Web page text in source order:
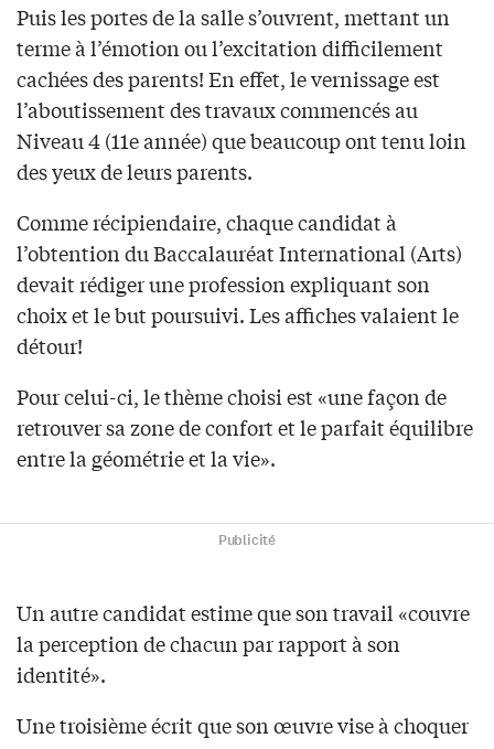
Puis les portes de la salle s’ouvrent, mettant un
terme à l’émotion ou l’excitation difficilement
cachées des parents! En effet, le vernissage est
l’aboutissement des travaux commencés au
Niveau 4 (11e année) que beaucoup ont tenu loin
des yeux de leurs parents.
Comme récipiendaire, chaque candidat à
l’obtention du Baccalauréat International (Arts)
devait rédiger une profession expliquant son
choix et le but poursuivi. Les affiches valaient le
détour!
Pour celui-ci, le thème choisi est «une façon de
retrouver sa zone de confort et le parfait équilibre
entre la géométrie et la vie».
Publicité
Un autre candidat estime que son travail «couvre
la perception de chacun par rapport à son
identité».
Une troisième écrit que son œuvre vise à choquer